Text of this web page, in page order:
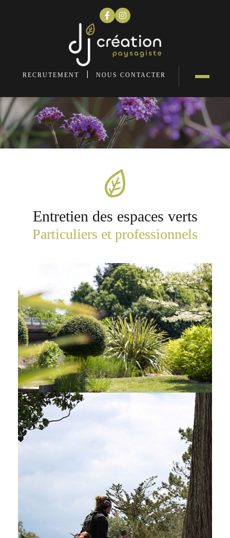
RECRUTEMENT | NOUS CONTACTER
Conception & création
Entretien de votre jardin
Menuiseries extérieures
Contact
Entretien des espaces verts
Particuliers et professionnels